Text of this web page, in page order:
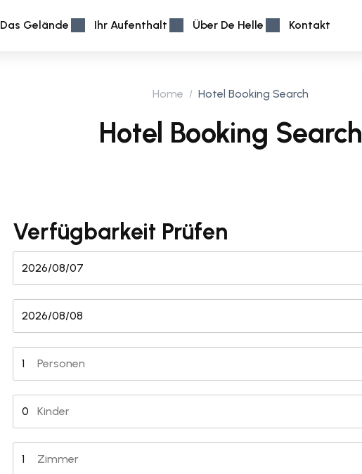
Das Gelände Ihr Aufenthalt Über De Helle Kontakt
Home Hotel Booking Search
Hotel Booking Search
Verfügbarkeit Prüfen
Personen
Kinder
Zimmer